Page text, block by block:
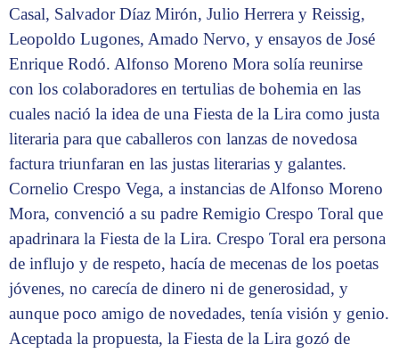
Casal, Salvador Díaz Mirón, Julio Herrera y Reissig,
Leopoldo Lugones, Amado Nervo, y ensayos de José
Enrique Rodó. Alfonso Moreno Mora solía reunirse
con los colaboradores en tertulias de bohemia en las
cuales nació la idea de una Fiesta de la Lira como justa
literaria para que caballeros con lanzas de novedosa
factura triunfaran en las justas literarias y galantes.
Cornelio Crespo Vega, a instancias de Alfonso Moreno
Mora, convenció a su padre Remigio Crespo Toral que
apadrinara la Fiesta de la Lira. Crespo Toral era persona
de influjo y de respeto, hacía de mecenas de los poetas
jóvenes, no carecía de dinero ni de generosidad, y
aunque poco amigo de novedades, tenía visión y genio.
Aceptada la propuesta, la Fiesta de la Lira gozó de